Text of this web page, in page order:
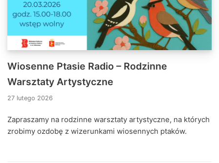
Wiosenne Ptasie Radio – Rodzinne
Warsztaty Artystyczne
27 lutego 2026
Zapraszamy na rodzinne warsztaty artystyczne, na których
zrobimy ozdobę z wizerunkami wiosennych ptaków.